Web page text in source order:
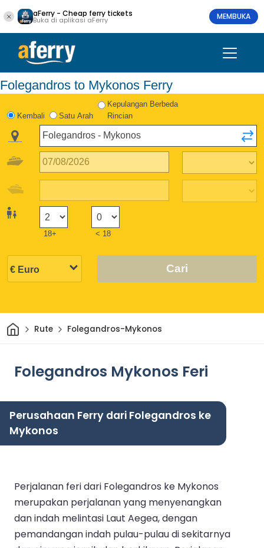
aFerry - Cheap ferry tickets
Buka di aplikasi aFerry MEMBUKA
Folegandros to Mykonos Ferry
Kembali Satu Arah
Kepulangan Berbeda
Rincian
18+ < 18
Cari
Rumah
Rute Folegandros-Mykonos
Folegandros Mykonos Feri
Perusahaan Ferry dari Folegandros ke
Mykonos
Perjalanan feri dari Folegandros ke Mykonos
merupakan perjalanan yang menyenangkan
dan indah melintasi Laut Aegea, dengan
pemandangan indah pulau-pulau di sekitarnya